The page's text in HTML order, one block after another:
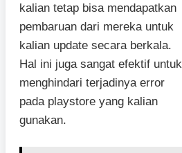
kalian tetap bisa mendapatkan
pembaruan dari mereka untuk
kalian update secara berkala.
Hal ini juga sangat efektif untuk
menghindari terjadinya error
pada playstore yang kalian
gunakan.